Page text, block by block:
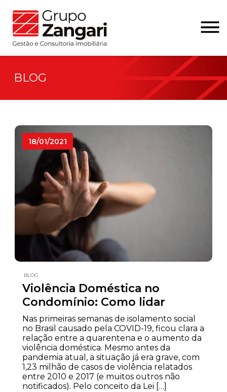
BLOG
18/01/2021
BLOG
Violência Doméstica no
Condomínio: Como lidar
Nas primeiras semanas de isolamento social
no Brasil causado pela COVID-19, ficou clara a
relação entre a quarentena e o aumento da
violência doméstica. Mesmo antes da
pandemia atual, a situação já era grave, com
1,23 milhão de casos de violência relatados
entre 2010 e 2017 (e muitos outros não
notificados). Pelo conceito da Lei […]